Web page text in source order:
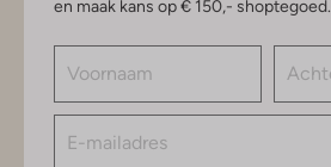
en maak kans op € 150,- shoptegoed.